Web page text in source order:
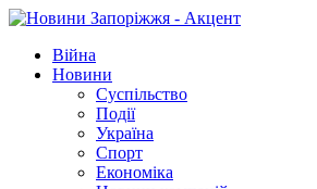
Війна
Новини
Суспільство
Події
Україна
Спорт
Економіка